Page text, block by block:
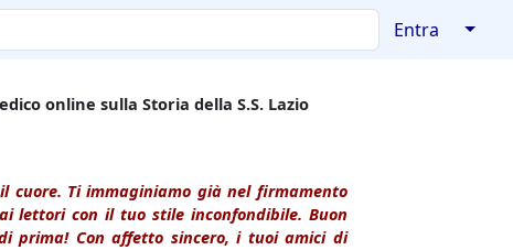
Entra ↓
online sulla Storia della S.S. Lazio
cuore. Ti immaginiamo già nel firmamento
lettori con il tuo stile inconfondibile. Buon
prima! Con affetto sincero, i tuoi amici di